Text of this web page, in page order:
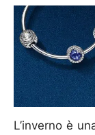
L’inverno è